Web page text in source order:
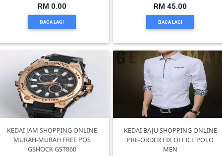
RM 0.00
BACA LAGI
RM 45.00
BACA LAGI
KEDAI JAM SHOPPING ONLINE
MURAH-MURAH FREE POS
GSHOCK GST860
KEDAI BAJU SHOPPING ONLINE
PRE-ORDER FIX OFFICE POLO
MEN
BENDA(1)
LAIN-
KEPERLUAN(16)
SELECT